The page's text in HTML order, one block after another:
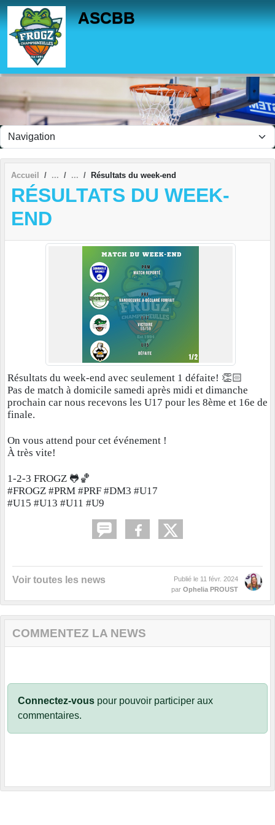
ASCBB
Accueil Résultats du week-end
RÉSULTATS DU WEEK-
END
Résultats du week-end avec seulement 1 défaite! 👏🏻
Pas de match à domicile samedi après midi et dimanche
prochain car nous recevons les U17 pour les 8ème et 16e de
finale.
On vous attend pour cet événement !
À très vite!
1-2-3 FROGZ 🐸🏀
#FROGZ #PRM #PRF #DM3 #U17
#U15 #U13 #U11 #U9
Voir toutes les news Publié le 11 févr. 2024
par Ophelia PROUST
COMMENTEZ LA NEWS
Connectez-vous pour pouvoir participer aux
commentaires.
Panneau de gestion des cookies